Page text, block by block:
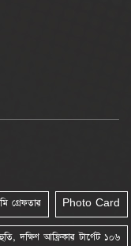
Photo Card
গ্রেফতার
দক্ষিণ আফ্রিকার টার্গেট ১০৬